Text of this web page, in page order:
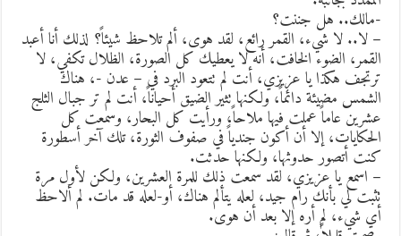
هل جننت؟
لا.. لا شيء، القمر رائع، لقد هوى، ألم تلاحظ شيئاً؟ لذلك أنا أعبد
الضوء الخافت، أنه لا يعطيك كل الصورة، الظلال تكفي، لا
هكذا يا عزيزي، أنت لم تتعود البرد في – عدن -، هناك
مضيئة دائماً، ولكنها تثير الضيق أحياناً، أنت لم تر جبال الثلج
عاماً عملت فيها ملاحاً، ورأيت كل البحار، وسمعت كل
إلا أن أكون جندياً في صفوف الثورة، تلك آخر أسطورة
أتصور حدوثها، ولكنها حدثت.
اسمع يا عزيزي، لقد سمعت ذلك للمرة العشرين، ولكن لأول مرة
لي بأنك رام جيد، لعله يتألم هناك، أو-لعله قد مات. لم ألاحظ
شيء، لم أره إلا بعد أن هوى.